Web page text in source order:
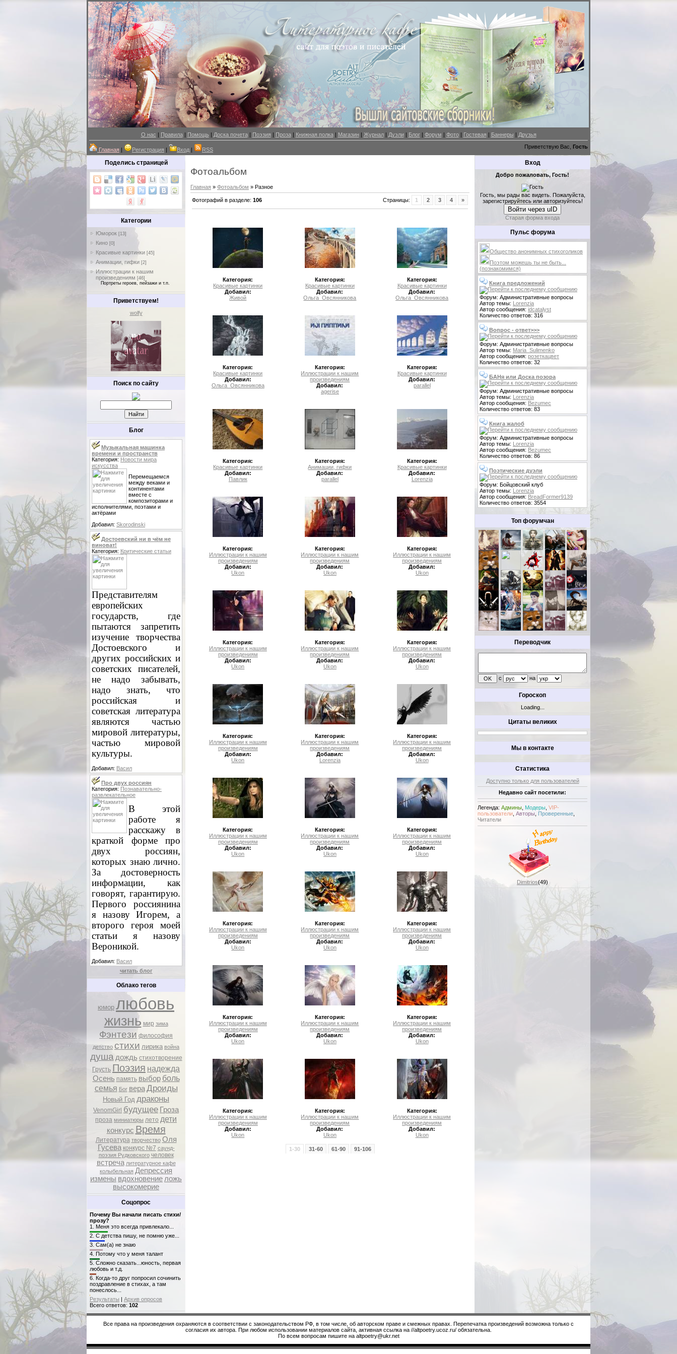
О нас | Правила| Помощь | Доска почета| Поэзия | Проза| Книжная полка| Магазин| Журнал| Дуэли| Блог| Форум | Фото| Гостевая | Баннеры | Друзья
Главная | Регистрация | Вход | RSS Приветствую Вас, Гость
Поделись страницей
Категории
Юморок [13]
Кино [0]
Красивые картинки [45]
Анимации, гифки [2]
Иллюстрации к нашим
произведениям [46]
Портреты героев, пейзажи и т.п.
Приветствуем!
wolfy
Поиск по сайту
Блог
Музыкальная машинка
времени и пространств
Категория: Новости мира
искусства
Перемещаемся
между веками и
континентами
вместе с
композиторами и
исполнителями, поэтами и
актёрами
Добавил: Skorodinski
Достоевский ни в чём не
виноват!
Категория: Критические статьи
Представителям
европейских
государств, где
пытаются запретить
изучение творчества
Достоевского и
других российских и
советских писателей,
не надо забывать,
надо знать, что
российская и
советская литература
являются частью
мировой литературы,
частью мировой
культуры.
Добавил: Васил
Про двух россиян
Категория: Познавательно-
развлекательное
В этой
работе я
расскажу в
краткой форме про
двух россиян,
которых знаю лично.
За достоверность
информации, как
говорят, гарантирую.
Первого россиянина
я назову Игорем, а
второго героя моей
статьи я назову
Вероникой.
Добавил: Васил
читать блог
Облако тегов
юмор любовь
жизнь мир зима
Фэнтези философия
детство стихи лирика война
душа дождь стихотворение
Грусть Поэзия надежда
Осень память выбор боль
семья Бог вера Дроиды
Новый Год драконы
VenomGirl будущее Гроза
проза миниатюры лето дети
конкурс Время
Литература творчество Оля
Гусева конкурс №7 саунд-
поэзия Рудковского человек
встреча литературное кафе
колыбельная Депрессия
измены вдохновение ложь
высокомерие
Соцопрос
Почему Вы начали писать стихи/
прозу?
1. Меня это всегда привлекало...
2. С детства пишу, не помню уже...
3. Сам(а) не знаю
4. Потому что у меня талант
5. Сложно сказать...юность, первая
любовь и т.д.
6. Когда-то друг попросил сочинить
поздравление в стихах, а там
понеслось...
Результаты | Архив опросов
Всего ответов: 102
Фотоальбом
Главная » Фотоальбом » Разное
Фотографий в разделе: 106 Страницы: 1 2 3 4 »
Категория:
Красивые картинки
Добавил:
Живой
Категория:
Красивые картинки
Добавил:
Ольга_Овсянникова
Категория:
Красивые картинки
Добавил:
Ольга_Овсянникова
Категория:
Красивые картинки
Добавил:
Ольга_Овсянникова
Категория:
Иллюстрации к нашим
произведениям
Добавил:
agerise
Категория:
Красивые картинки
Добавил:
parallel
Категория:
Красивые картинки
Добавил:
Павлик
Категория:
Анимации, гифки
Добавил:
parallel
Категория:
Красивые картинки
Добавил:
Lorenzia
Категория:
Иллюстрации к нашим
произведениям
Добавил:
Ukon
Категория:
Иллюстрации к нашим
произведениям
Добавил:
Ukon
Категория:
Иллюстрации к нашим
произведениям
Добавил:
Ukon
Категория:
Иллюстрации к нашим
произведениям
Добавил:
Ukon
Категория:
Иллюстрации к нашим
произведениям
Добавил:
Ukon
Категория:
Иллюстрации к нашим
произведениям
Добавил:
Ukon
Категория:
Иллюстрации к нашим
произведениям
Добавил:
Ukon
Категория:
Иллюстрации к нашим
произведениям
Добавил:
Lorenzia
Категория:
Иллюстрации к нашим
произведениям
Добавил:
Ukon
Категория:
Иллюстрации к нашим
произведениям
Добавил:
Ukon
Категория:
Иллюстрации к нашим
произведениям
Добавил:
Ukon
Категория:
Иллюстрации к нашим
произведениям
Добавил:
Ukon
Категория:
Иллюстрации к нашим
произведениям
Добавил:
Ukon
Категория:
Иллюстрации к нашим
произведениям
Добавил:
Ukon
Категория:
Иллюстрации к нашим
произведениям
Добавил:
Ukon
Категория:
Иллюстрации к нашим
произведениям
Добавил:
Ukon
Категория:
Иллюстрации к нашим
произведениям
Добавил:
Ukon
Категория:
Иллюстрации к нашим
произведениям
Добавил:
Ukon
Категория:
Иллюстрации к нашим
произведениям
Добавил:
Ukon
Категория:
Иллюстрации к нашим
произведениям
Добавил:
Ukon
Категория:
Иллюстрации к нашим
произведениям
Добавил:
Ukon
1-30 31-60 61-90 91-106
Вход
Добро пожаловать, Гость!
Гость, мы рады вас видеть. Пожалуйста,
зарегистрируйтесь или авторизуйтесь!
Войти через uID
Старая форма входа
Пульс форума
Общество анонимных стихоголиков
Поэтом можешь ты не быть...
(познакомимся)
Книга предложений
Форум: Административные вопросы
Автор темы: Lorenzia
Автор сообщения: idcatalyst
Количество ответов: 316
Вопрос - ответ>>>
Форум: Административные вопросы
Автор темы: Maria_Sulimenko
Автор сообщения: розеткацвет
Количество ответов: 32
БАНя или Доска позора
Форум: Административные вопросы
Автор темы: Lorenzia
Автор сообщения: Bezumec
Количество ответов: 83
Книга жалоб
Форум: Административные вопросы
Автор темы: Lorenzia
Автор сообщения: Bezumec
Количество ответов: 86
Поэтические дуэли
Форум: Бойцовский клуб
Автор темы: Lorenzia
Автор сообщения: BreadFormer9139
Количество ответов: 3554
Топ форумчан
Переводчик
с на
Гороскоп
Loading...
Цитаты великих
Мы в контакте
Статистика
Доступно только для пользователей
Недавно сайт посетили:
Легенда: Админы Модеры VIP-
пользователи Авторы Проверенные
Читатели
Dimitrios(49)
Все права на произведения охраняются в соответствии с законодательством РФ, в том числе, об авторском праве и смежных правах. Перепечатка произведений возможна только с
согласия их автора. При любом использовании материалов сайта, активная ссылка на //altpoetry.ucoz.ru/ обязательна.
По всем вопросам пишите на altpoetry@ukr.net